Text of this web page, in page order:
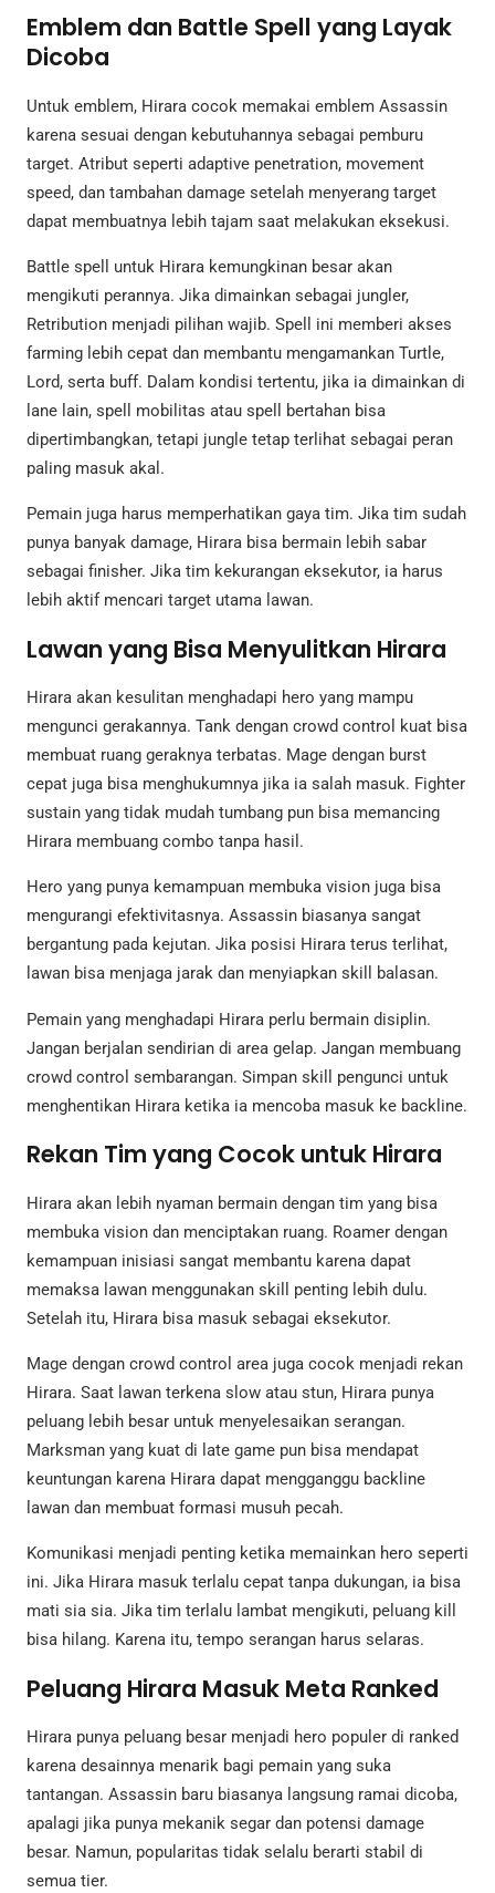
Emblem dan Battle Spell yang Layak
Dicoba
Untuk emblem, Hirara cocok memakai emblem Assassin
karena sesuai dengan kebutuhannya sebagai pemburu
target. Atribut seperti adaptive penetration, movement
speed, dan tambahan damage setelah menyerang target
dapat membuatnya lebih tajam saat melakukan eksekusi.
Battle spell untuk Hirara kemungkinan besar akan
mengikuti perannya. Jika dimainkan sebagai jungler,
Retribution menjadi pilihan wajib. Spell ini memberi akses
farming lebih cepat dan membantu mengamankan Turtle,
Lord, serta buff. Dalam kondisi tertentu, jika ia dimainkan di
lane lain, spell mobilitas atau spell bertahan bisa
dipertimbangkan, tetapi jungle tetap terlihat sebagai peran
paling masuk akal.
Pemain juga harus memperhatikan gaya tim. Jika tim sudah
punya banyak damage, Hirara bisa bermain lebih sabar
sebagai finisher. Jika tim kekurangan eksekutor, ia harus
lebih aktif mencari target utama lawan.
Lawan yang Bisa Menyulitkan Hirara
Hirara akan kesulitan menghadapi hero yang mampu
mengunci gerakannya. Tank dengan crowd control kuat bisa
membuat ruang geraknya terbatas. Mage dengan burst
cepat juga bisa menghukumnya jika ia salah masuk. Fighter
sustain yang tidak mudah tumbang pun bisa memancing
Hirara membuang combo tanpa hasil.
Hero yang punya kemampuan membuka vision juga bisa
mengurangi efektivitasnya. Assassin biasanya sangat
bergantung pada kejutan. Jika posisi Hirara terus terlihat,
lawan bisa menjaga jarak dan menyiapkan skill balasan.
Pemain yang menghadapi Hirara perlu bermain disiplin.
Jangan berjalan sendirian di area gelap. Jangan membuang
crowd control sembarangan. Simpan skill pengunci untuk
menghentikan Hirara ketika ia mencoba masuk ke backline.
Rekan Tim yang Cocok untuk Hirara
Hirara akan lebih nyaman bermain dengan tim yang bisa
membuka vision dan menciptakan ruang. Roamer dengan
kemampuan inisiasi sangat membantu karena dapat
memaksa lawan menggunakan skill penting lebih dulu.
Setelah itu, Hirara bisa masuk sebagai eksekutor.
Mage dengan crowd control area juga cocok menjadi rekan
Hirara. Saat lawan terkena slow atau stun, Hirara punya
peluang lebih besar untuk menyelesaikan serangan.
Marksman yang kuat di late game pun bisa mendapat
keuntungan karena Hirara dapat mengganggu backline
lawan dan membuat formasi musuh pecah.
Komunikasi menjadi penting ketika memainkan hero seperti
ini. Jika Hirara masuk terlalu cepat tanpa dukungan, ia bisa
mati sia sia. Jika tim terlalu lambat mengikuti, peluang kill
bisa hilang. Karena itu, tempo serangan harus selaras.
Peluang Hirara Masuk Meta Ranked
Hirara punya peluang besar menjadi hero populer di ranked
karena desainnya menarik bagi pemain yang suka
tantangan. Assassin baru biasanya langsung ramai dicoba,
apalagi jika punya mekanik segar dan potensi damage
besar. Namun, popularitas tidak selalu berarti stabil di
semua tier.